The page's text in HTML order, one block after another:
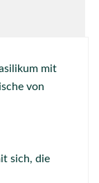
mit
von
sich, die